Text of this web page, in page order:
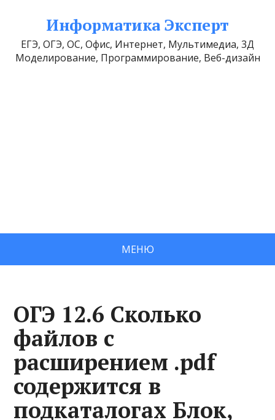
Информатика Эксперт
ЕГЭ, ОГЭ, ОС, Офис, Интернет, Мультимедиа, 3Д
Моделирование, Программирование, Веб-дизайн
МЕНЮ
ОГЭ 12.6 Сколько
файлов с
расширением .pdf
содержится в
подкаталогах Блок,